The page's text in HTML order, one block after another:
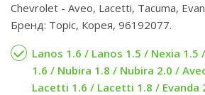
Chevrolet - Aveo, Lacetti, Tacuma,
Бренд: Topic, Корея, 96192077.
Lanos 1.6 / Lanos 1.5 / Nexia 1.5
1.6 / Nubira 1.8 / Nubira 2.0 /
Lacetti 1.6 / Lacetti 1.8 / Evanda